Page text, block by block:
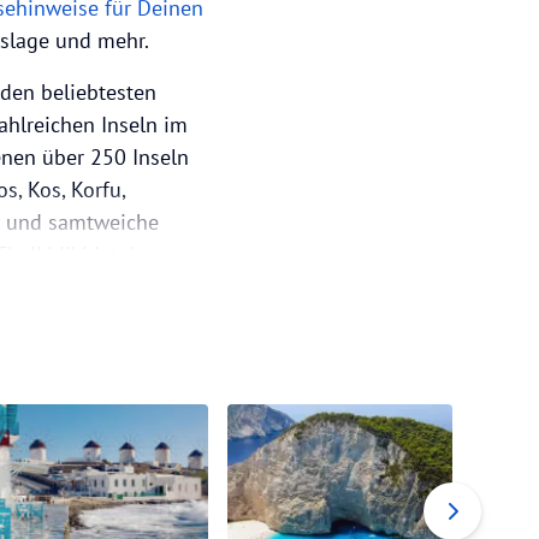
für Deinen
und mehr.
beliebtesten
Inseln im
über 250 Inseln
Kos, Korfu,
samtweiche
Thessaloniki ein
ihrer Größe: Kreta
im
Korsika die
satt, aber
sind